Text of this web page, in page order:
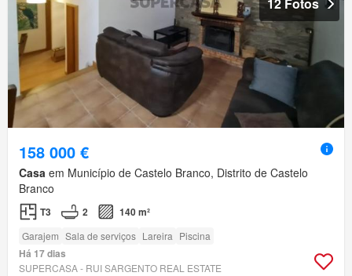
12 Fotos
158 000 €
Casa em Município de Castelo Branco, Distrito de Castelo
Branco
T3 2 140 m²
Garajem Sala de serviços Lareira Piscina
Há 17 dias
SUPERCASA - RUI SARGENTO REAL ESTATE